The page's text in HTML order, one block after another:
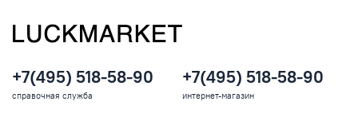
+7(495) 518-58-90
справочная служба
+7(495) 518-58-90
интернет-магазин